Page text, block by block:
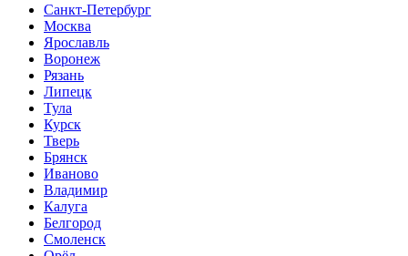
Санкт-Петербург
Москва
Ярославль
Воронеж
Рязань
Липецк
Тула
Курск
Тверь
Брянск
Иваново
Владимир
Калуга
Белгород
Смоленск